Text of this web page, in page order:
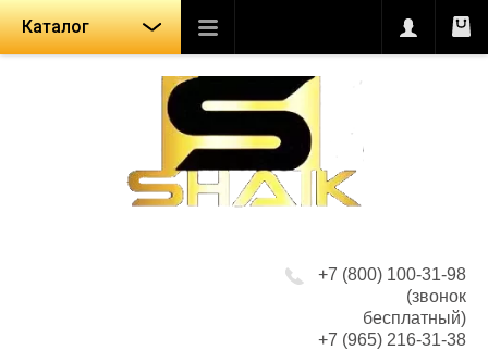
Каталог
+7 (800) 100-31-98
(звонок
бесплатный)
+7 (965) 216-31-38